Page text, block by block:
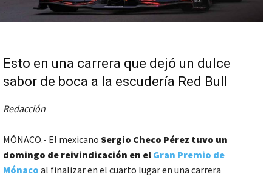
Esto en una carrera que dejó un dulce
sabor de boca a la escudería Red Bull
Redacción
MÓNACO.- El mexicano Sergio Checo Pérez tuvo un
domingo de reivindicación en el Gran Premio de
Mónaco al finalizar en el cuarto lugar en una carrera